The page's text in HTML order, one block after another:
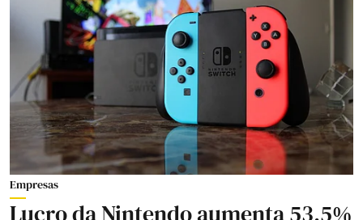
Empresas
Lucro da Nintendo aumenta 53,5%